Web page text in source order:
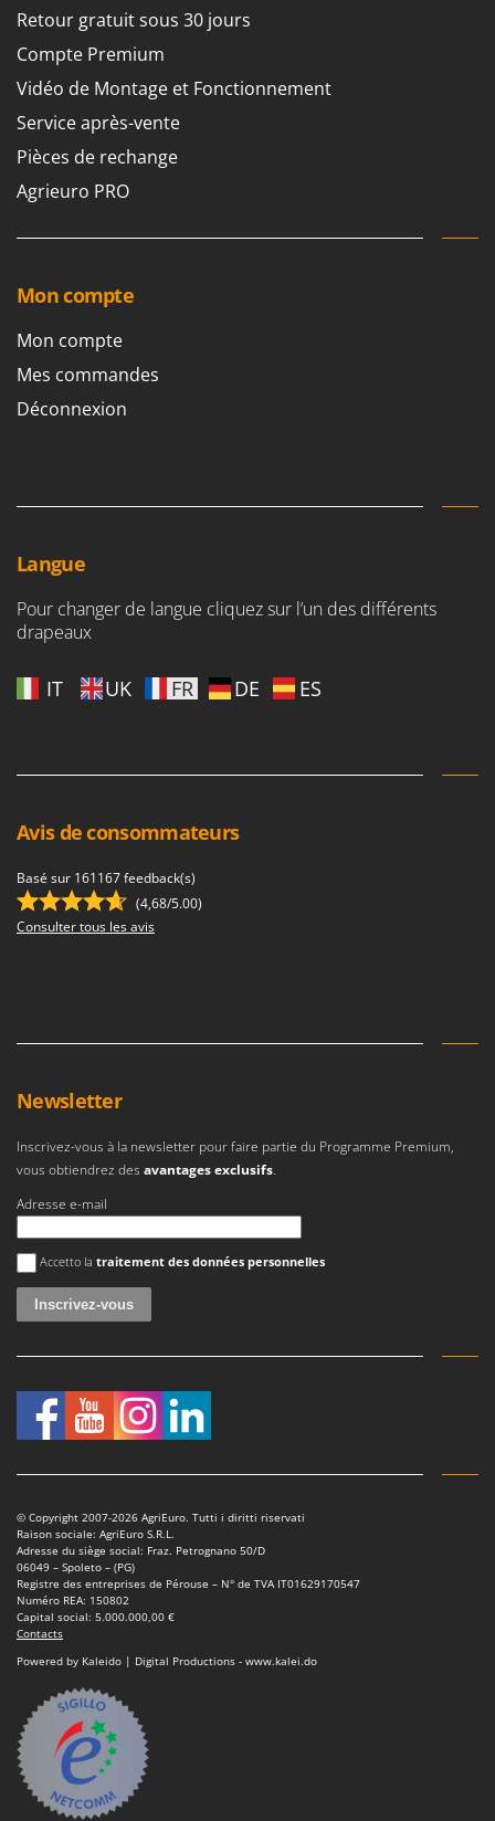
Retour gratuit sous 30 jours
Compte Premium
Vidéo de Montage et Fonctionnement
Service après-vente
Pièces de rechange
Agrieuro PRO
Mon compte
Mon compte
Mes commandes
Déconnexion
Langue
Pour changer de langue cliquez sur l’un des différents
drapeaux
IT UK FR DE ES
Avis de consommateurs
Basé sur 161167 feedback(s)
(4,68/5.00)
Consulter tous les avis
Newsletter
Inscrivez-vous à la newsletter pour faire partie du Programme Premium,
vous obtiendrez des avantages exclusifs.
Adresse e-mail
Une erreur est survenue
Accetto la traitement des données personnelles
© Copyright 2007-2026 AgriEuro. Tutti i diritti riservati
Raison sociale: AgriEuro S.R.L.
Adresse du siège social: Fraz. Petrognano 50/D
06049 – Spoleto – (PG)
Registre des entreprises de Pérouse – N° de TVA IT01629170547
Numéro REA: 150802
Capital social: 5.000.000,00 €
Contacts
Powered by Kaleido | Digital Productions - www.kalei.do